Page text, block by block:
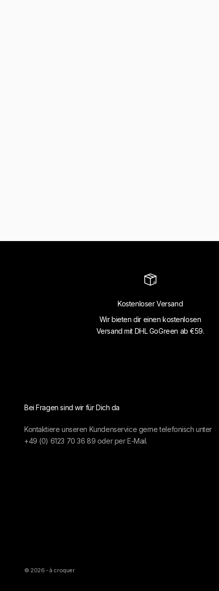
Kostenloser Versand
Wir bieten dir einen kostenlosen
Versand mit DHL GoGreen ab €59.
Bei Fragen sind wir für Dich da
Kontaktiere unseren Kundenservice gerne telefonisch unter
+49 (0) 6123 70 36 89 oder perE-Mail.
© 2026 - à croquer